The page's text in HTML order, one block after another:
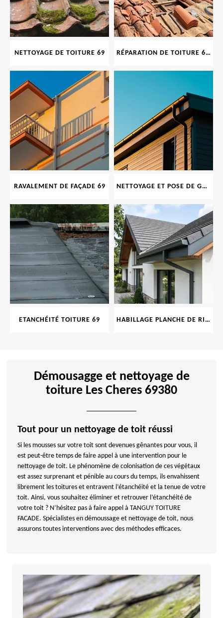
NETTOYAGE DE TOITURE 69 RÉPARATION DE TOITURE 69 RHONE, TUILES CASSÉES OU ABIMÉES
RAVALEMENT DE FAÇADE 69 NETTOYAGE ET POSE DE GOUTTIÈRE 69
ETANCHÉITÉ TOITURE 69 HABILLAGE PLANCHE DE RIVE 69
Démousagge et nettoyage de
toiture Les Cheres 69380
Tout pour un nettoyage de toit réussi
Si les mousses sur votre toit sont devenues gênantes pour vous, il
est peut-être temps de faire appel à une intervention pour le
nettoyage de toit. Le phénomène de colonisation de ces végétaux
est assez surprenant et pénible au cours du temps, ils envahissent
librement les toitures et entravent l’étanchéité et la tenue de votre
toit. Ainsi, vous souhaitez éliminer et retrouver l’étanchéité de
votre toit ? N’hésitez pas à faire appel à TANGUY TOITURE
FACADE. Spécialistes en démoussage et nettoyage de toit, nous
assurons toutes interventions avec des méthodes efficaces.